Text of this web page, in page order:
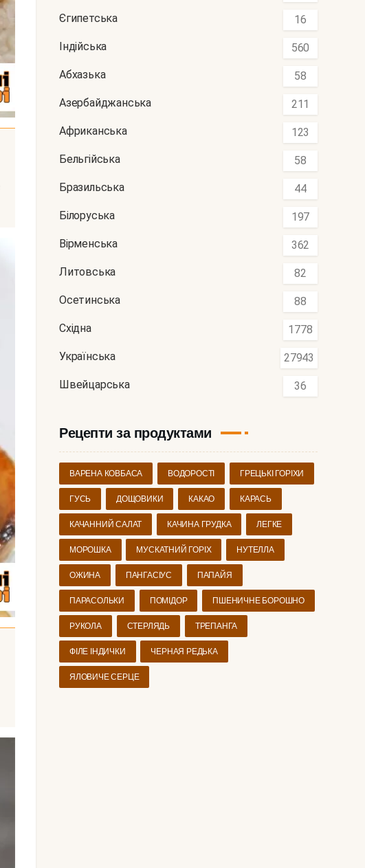
Єгипетська 16
Індійська 560
Абхазька 58
Азербайджанська 211
Африканська 123
Бельгійська 58
Бразильська 44
Білоруська 197
Вірменська 362
Литовська 82
Осетинська 88
Східна 1778
Українська 27943
Швейцарська 36
Рецепти за продуктами
ВАРЕНА КОВБАСА ВОДОРОСТІ ГРЕЦЬКІ ГОРІХИ
ГУСЬ ДОЩОВИКИ КАКАО КАРАСЬ
КАЧАННИЙ САЛАТ КАЧИНА ГРУДКА ЛЕГКЕ
МОРОШКА МУСКАТНИЙ ГОРІХ НУТЕЛЛА
ОЖИНА ПАНГАСІУС ПАПАЙЯ
ПАРАСОЛЬКИ ПОМІДОР ПШЕНИЧНЕ БОРОШНО
РУКОЛА СТЕРЛЯДЬ ТРЕПАНГА
ФІЛЕ ІНДИЧКИ ЧЕРНАЯ РЕДЬКА
ЯЛОВИЧЕ СЕРЦЕ